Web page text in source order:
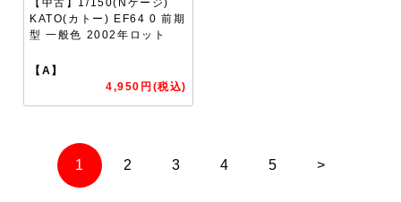
KATO(カトー) EF64 0 前期
型 一般色 2002年ロット
【A】
4,950円(税込)
1 2 3 4 5 >